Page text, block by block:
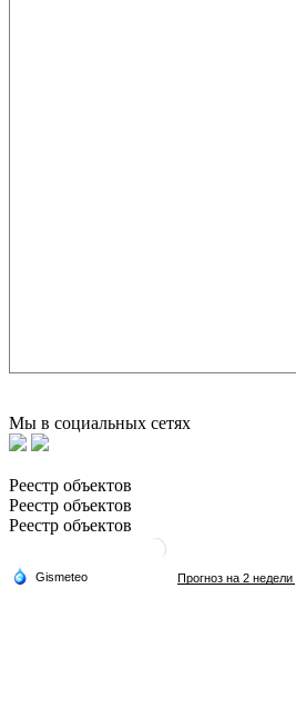
Мы в социальных сетях
Реестр объектов
Реестр объектов
Реестр объектов